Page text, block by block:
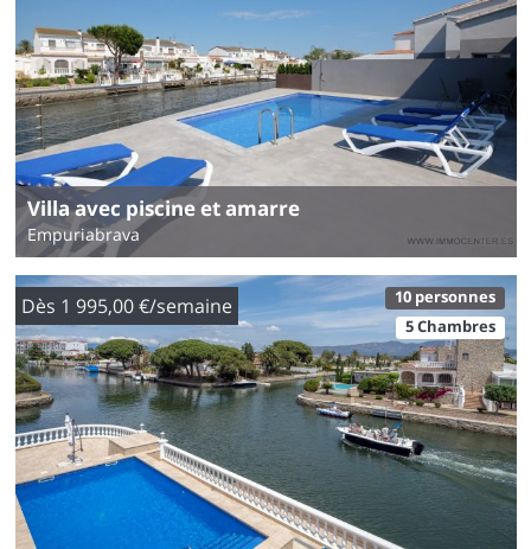
Villa avec piscine et amarre
Empuriabrava
Dès 1 995,00 €/semaine
10 personnes
5 Chambres